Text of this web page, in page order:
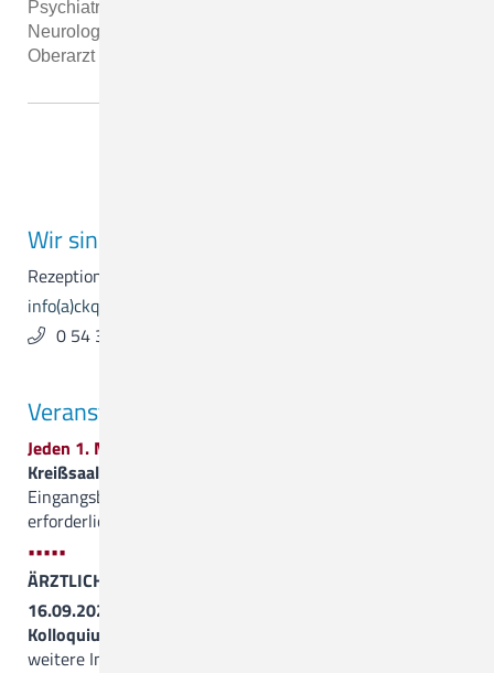
Psychiatrie und Psychotherapie Facharzt für
Neurologie, Psychiatrie und Psychotherapie Leitender
Oberarzt Curriculum Vitae …
Wir sind für Sie da.
Rezeption & Empfang
info(a)ckq-gmbh.de
0 54 31 . 15 - 0
Veranstaltungen
Jeden 1. Mittwoch im Monat
Kreißsaalführung
Eingangsbereich von Haus 1, Anmeldung nicht
erforderlich
•••••
ÄRZTLICHE FORTBILDUNGEN
16.09.2026, 15.00 Uhr
Kolloquium des Neuro-Zentrums
weitere Informationen folgen